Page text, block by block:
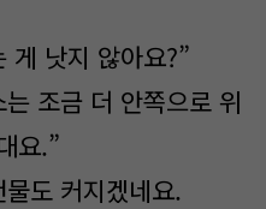
게 낫지 않아요?”
조금 더 안쪽으로 위
요.”
도 커지겠네요.